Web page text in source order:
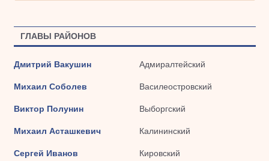
ГЛАВЫ РАЙОНОВ
Дмитрий Вакушин Адмиралтейский
Михаил Соболев Василеостровский
Виктор Полунин Выборгский
Михаил Асташкевич Калининский
Сергей Иванов Кировский